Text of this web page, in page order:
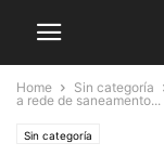
Home Sin categoría
a rede de saneamento...
Sin categoría